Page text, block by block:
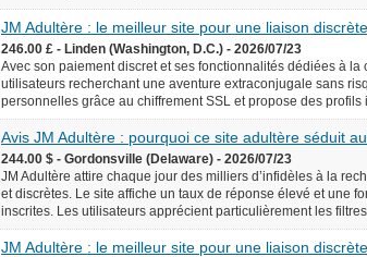
JM Adultère : le meilleur site pour une liaison discrète
246.00 £ - Linden (Washington, D.C.) - 2026/07/23
Avec son paiement discret et ses fonctionnalités dédiées à
utilisateurs recherchant une aventure extraconjugale sans
personnelles grâce au chiffrement SSL et propose des
Avis JM Adultère : pourquoi ce site adultère séduit
244.00 $ - Gordonsville (Delaware) - 2026/07/23
JM Adultère attire chaque jour des milliers d’infidèles à la
et discrètes. Le site affiche un taux de réponse élevé et une
inscrites. Les utilisateurs apprécient particulièrement les
JM Adultère : le meilleur site pour une liaison discrète